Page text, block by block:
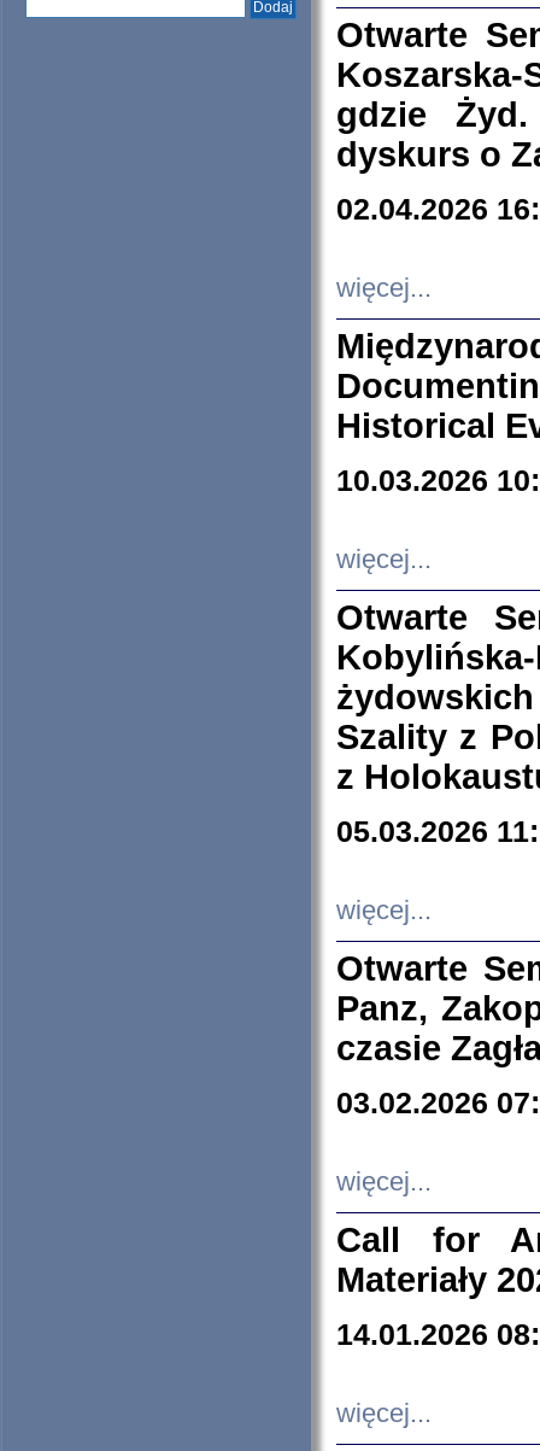
Otwarte
Koszarska-
gdzie
dyskurs o
02.04.2026
więcej...
Historical
10.03.2026
więcej...
Otwarte
Szality z
z
05.03.2026
więcej...
Otwarte
Panz,
czasie
03.02.2026
więcej...
Call for
Materiały
14.01.2026
więcej...